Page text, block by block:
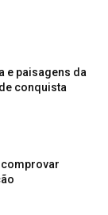
e paisagens da
conquista